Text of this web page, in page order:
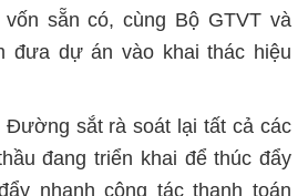
sẵn có, cùng Bộ GTVT và
đưa dự án vào khai thác hiệu
Đường sắt rà soát lại tất cả các
đang triển khai để thúc đẩy
nhanh công tác thanh toán